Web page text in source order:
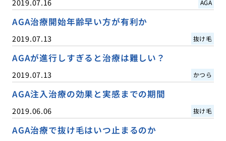
2019.07.16 AGA
AGA治療開始年齢早い方が有利か
2019.07.13 抜け毛
AGAが進行しすぎると治療は難しい？
2019.07.13 かつら
AGA注入治療の効果と実感までの期間
2019.06.06 抜け毛
AGA治療で抜け毛はいつ止まるのか